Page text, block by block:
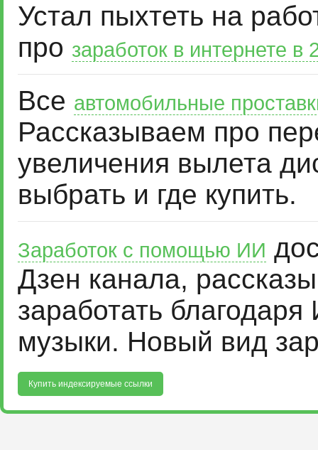
Устал пыхтеть на
про заработок в интернете в
Все автомобильные
Рассказываем про
увеличения вылета
выбрать и где купить.
Заработок с помощью ИИ
Дзен канала,
заработать
музыки. Новый вид
Купить индексируемые ссылки